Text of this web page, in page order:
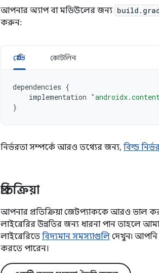
আপনার অ্যাপ বা মডিউলের জন্য
করুন:
গ্রোভি কোটলিন
dependencies {
implementation
}
নির্ভরতা সম্পর্কে আরও তথ্যের জন্য, বিল্ড
প্রতিক্রিয়া
আপনার প্রতিক্রিয়া জেটপ্যাককে আরও ভাল
লাইব্রেরির উন্নতির জন্য ধারনা পান তাহলে
লাইব্রেরিতে বিদ্যমান সমস্যাগুলি দেখুন৷ আপনি
করতে পারেন।